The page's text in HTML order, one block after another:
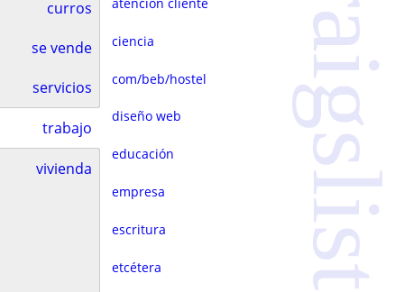
curros
se vende
servicios
trabajo
vivienda
ciencia
com/beb/hostel
diseño web
educación
empresa
escritura
etcétera craigslist